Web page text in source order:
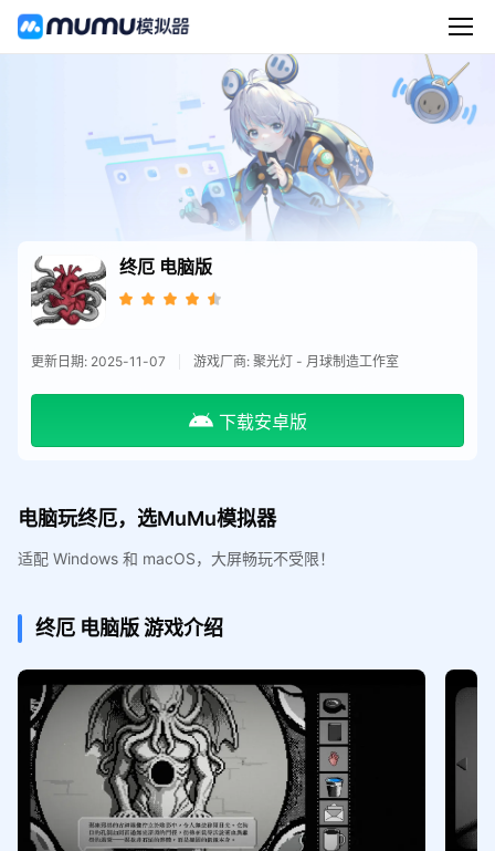
终厄 电脑版
更新日期: 2025-11-07 游戏厂商: 聚光灯 - 月球制造工作室
下载安卓版
电脑玩终厄，选MuMu模拟器
适配 Windows 和 macOS，大屏畅玩不受限！
终厄 电脑版游戏介绍